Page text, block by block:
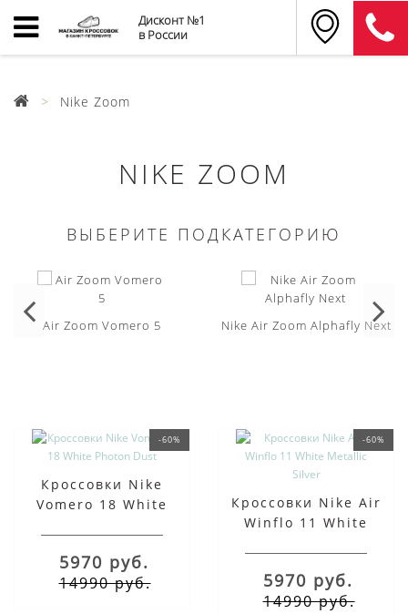
Дисконт №1
в России
Nike Zoom
NIKE ZOOM
ВЫБЕРИТЕ ПОДКАТЕГОРИЮ
Air Zoom Vomero 5 Nike Air Zoom Alphafly Next
-60%
Кроссовки Nike
Vomero 18 White
5970 руб.
14990 руб.
-60%
Кроссовки Nike Air
Winflo 11 White
5970 руб.
14990 руб.